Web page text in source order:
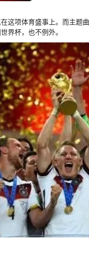
这项体育盛事上。而主题
界杯，也不例外。